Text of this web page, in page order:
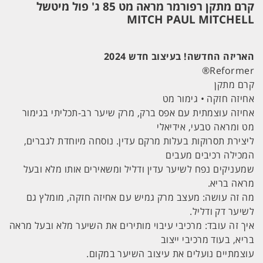
קרם מתקן רפורמר מראה מט 85 ג' פול מיטשל
MITCH PAUL MITCHELL
האריזה החדשה! בעיצוב חדש 2024
Reformer®
קרם מתקן
אחיזה חזקה • גימור מט
אחיזה עוצמתית עם אפס ברק, מרק שיער רב-תכליתי בגימור
מט ומראה טבעי, אידיאלי
ליצירת תסרוקות בעלות מרקם עדין. נוסחה מיוחדת לגברים,
המכילה רכיבים מעבים
שמעניקים נפח לשיער עדין ודליל ומשאירים אותו מלא ובעל
מראה בריא.
מה זה עושה: מעצב מרק גמיש עם אחיזה חזקה, מומלץ גם
לשיער דק ודליל.
איך זה עובד: מרכיבי עיבוי מותירים את השיער מלא ובעל מראה
בריא, בעוד מרכיבי ייצוב
עוצמתיים נועלים את עיצוב השיער במקום.